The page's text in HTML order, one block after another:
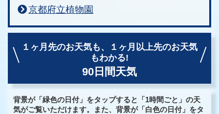
京都府立植物園
１ヶ月先のお天気も、
１ヶ月以上先のお天気
もわかる!
90日間天気
背景が「緑色の日付」をタップすると「1時間ごと」の天
気がご覧いただけます。また、背景が「白色の日付」をタ